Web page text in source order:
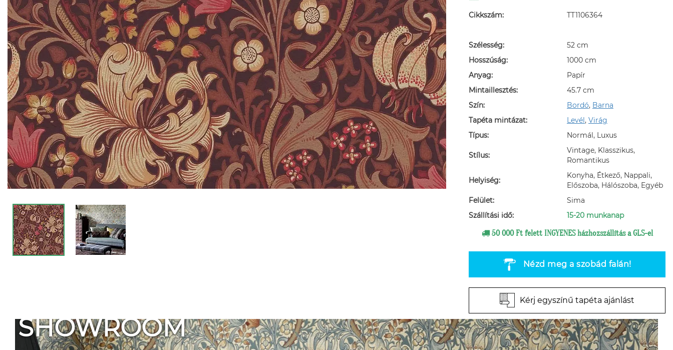
Cikkszám: TT1106364
Szélesség:
52 cm
Hosszúság:
1000 cm
Anyag:
Papír
Mintaillesztés:
45.7 cm
Szín:
Bordó, Barna
Tapéta mintázat:
Levél, Virág
Típus:
Normál, Luxus
Stílus:
Vintage, Klasszikus,
Romantikus
Helyiség:
Konyha, Étkező, Nappali,
Előszoba, Hálószoba, Egyéb
Felület:
Sima
Szállítási idő:
15-20 munkanap
50 000 Ft felett INGYENES házhozszállítás a GLS-el
Nézd meg a szobád falán!
Kérj egyszínű tapéta ajánlást
SHOWROOM